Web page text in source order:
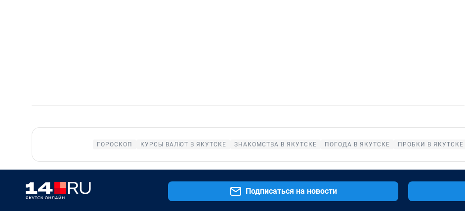
ГОРОСКОП КУРСЫ ВАЛЮТ В ЯКУТСКЕ ЗНАКОМСТВА В ЯКУТСКЕ ПОГОДА В ЯКУТСКЕ ПРОБКИ В ЯКУТСКЕ
Подписаться на новости